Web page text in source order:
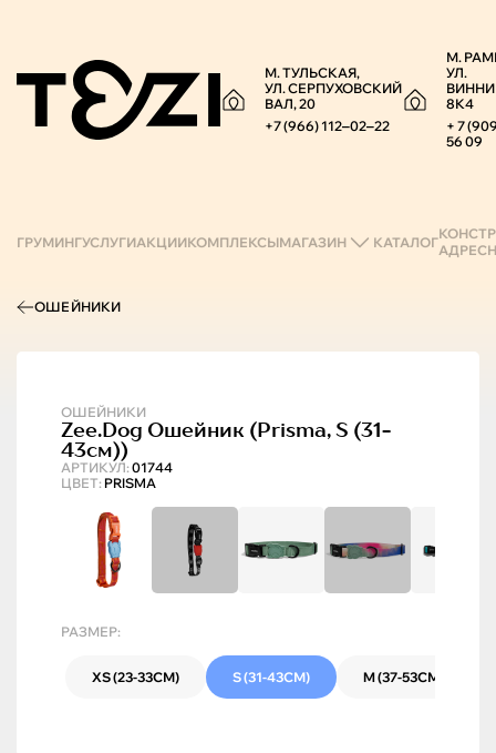
М. ТУЛЬСКАЯ,
УЛ. СЕРПУХОВСКИЙ
ВАЛ, 20
+7 (966) 112‒02‒22
М.
УЛ.
8К4
+ 7
56 09
ГРУМИНГУСЛУГИАКЦИИКОМПЛЕКСЫМАГАЗИН КАТАЛОГ
ОШЕЙНИКИ
ОШЕЙНИКИ
АРТИКУЛ: 01744
Zee.Dog Ошейник (prisma, S (31-
43см))
ЦВЕТ: PRISMA
РАЗМЕР:
XS (23-33СМ) S (31-43СМ) M (37-53СМ)